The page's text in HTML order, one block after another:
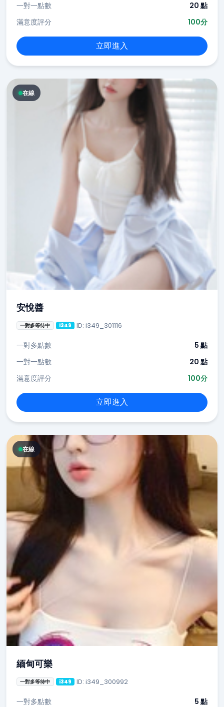
一對一點數
20 點
滿意度評分
100分
立即進入
在線
安悅醬
一對多等待中 i349 ID: i349_301116
一對多點數
5 點
一對一點數
20 點
滿意度評分
100分
立即進入
在線
緬甸可樂
一對多等待中 i349 ID: i349_300992
一對多點數
5 點